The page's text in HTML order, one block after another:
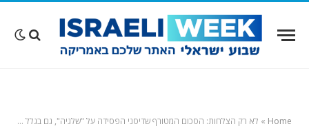
Home
» לא רק הצלחות: הסכום המטורף שדיסני הפסידה על "שלגיה", גם בגלל גל גדות